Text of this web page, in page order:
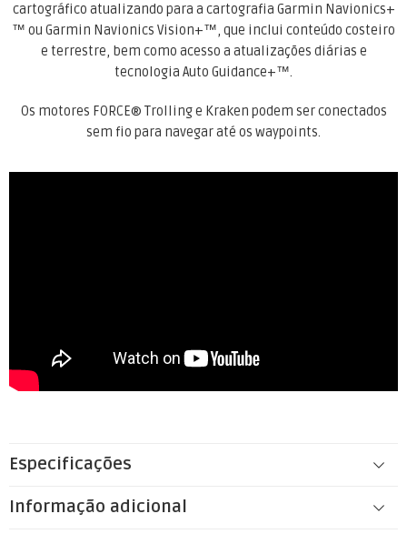
cartográfico atualizando para a cartografia Garmin Navionics+
™ ou Garmin Navionics Vision+™, que inclui conteúdo costeiro
e terrestre, bem como acesso a atualizações diárias e
tecnologia Auto Guidance+™.
Os motores FORCE® Trolling e Kraken podem ser conectados
sem fio para navegar até os waypoints.
Especificações
Informação adicional